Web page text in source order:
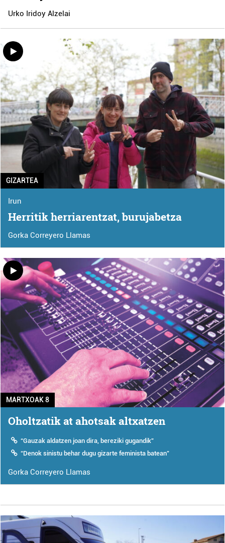
Urko Iridoy Alzelai
GIZARTEA
Irun
Herritik herriarentzat, burujabetza
Gorka Correyero Llamas
MARTXOAK 8
Oholtzatik at ahotsak altxatzen
“Gauzak aldatzen joan dira, bereziki gugandik”
“Denok sinistu behar dugu gizarte feminista batean”
Gorka Correyero Llamas